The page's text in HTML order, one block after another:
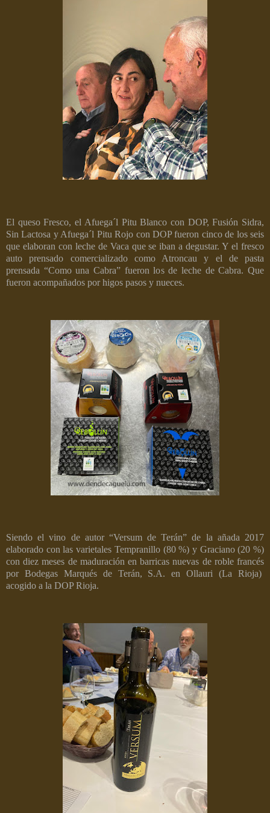
El queso Fresco, el Afuega´l Pitu Blanco con DOP, Fusión Sidra,
Sin Lactosa y Afuega´l Pitu Rojo con DOP fueron cinco de los seis
que elaboran con leche de Vaca que se iban a degustar. Y el fresco
auto prensado comercializado como Atroncau y el de pasta
prensada “Como una Cabra” fueron los de leche de Cabra. Que
fueron acompañados por higos pasos y nueces.
Siendo el vino de autor “Versum de Terán” de la añada 2017
elaborado con las varietales Tempranillo (80 %) y Graciano (20 %)
con diez meses de maduración en barricas nuevas de roble francés
por Bodegas Marqués de Terán, S.A. en Ollauri (La Rioja)
acogido a la DOP Rioja.